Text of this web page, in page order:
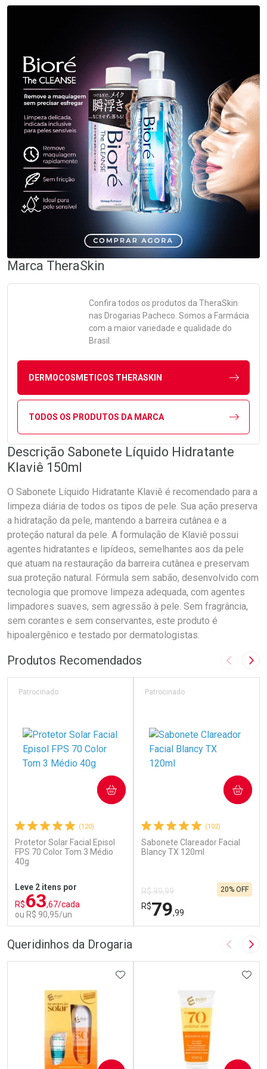
Marca TheraSkin
Confira todos os produtos da TheraSkin
nas Drogarias Pacheco. Somos a Farmácia
com a maior variedade e qualidade do
Brasil.
DERMOCOSMETICOS THERASKIN
TODOS OS PRODUTOS DA MARCA
Descrição Sabonete Líquido Hidratante
Klaviê 150ml
O Sabonete Líquido Hidratante Klaviê é recomendado para a
limpeza diária de todos os tipos de pele. Sua ação preserva
a hidratação da pele, mantendo a barreira cutânea e a
proteção natural da pele. A formulação de Klaviê possui
agentes hidratantes e lipídeos, semelhantes aos da pele
que atuam na restauração da barreira cutânea e preservam
sua proteção natural. Fórmula sem sabão, desenvolvido com
tecnologia que promove limpeza adequada, com agentes
limpadores suaves, sem agressão à pele. Sem fragrância,
sem corantes e sem conservantes, este produto é
hipoalergênico e testado por dermatologistas.
Produtos Recomendados Imagem
(120)
Protetor Solar Facial Episol
FPS 70 Color Tom 3 Médio
40g
Patrocinado
Leve 2 itens por
R$63,67/cada
ou R$ 90,95/un
COMPRAR
(102)
Sabonete Clareador Facial
Blancy TX 120ml
Patrocinado
R$ 99,99
R$79,99
20% OFF
COMPRAR
Queridinhos da Drogaria Imagem
ADICIONAR AOS FAVORITOS